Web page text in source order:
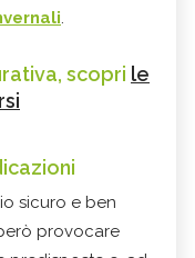
.
scopri le
sicuro e ben
provocare